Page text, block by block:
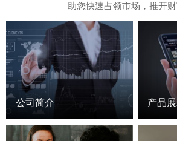
助您快速占领市场，推开
公司简介 产品